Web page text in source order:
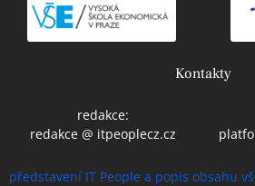
Kontakty
redakce:
redakce @ itpeoplecz.cz
představení IT People a popis obsahu